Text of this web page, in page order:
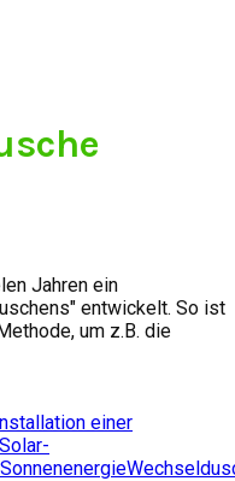
Jahren ein
entwickelt. So ist
um z.B. die
einer
Solar-
Sonnenenergie